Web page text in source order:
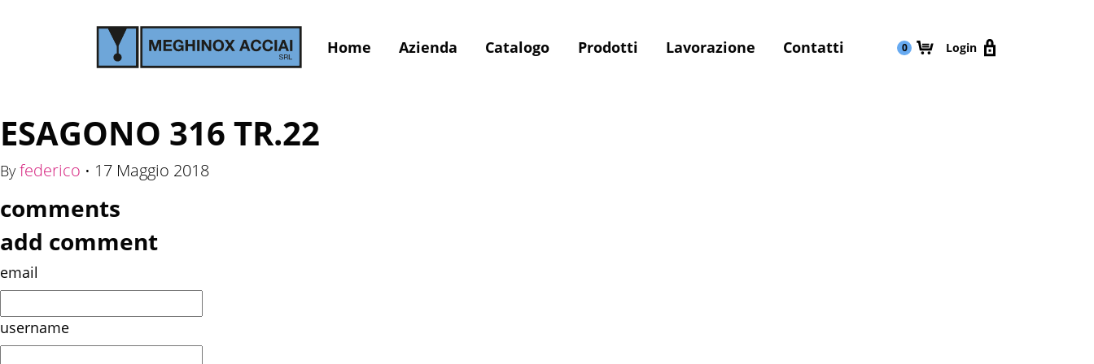
Home Azienda Catalogo Prodotti Lavorazione Contatti 0 Login
ESAGONO 316 TR.22
By federico • 17 Maggio 2018
comments
add comment
email
username